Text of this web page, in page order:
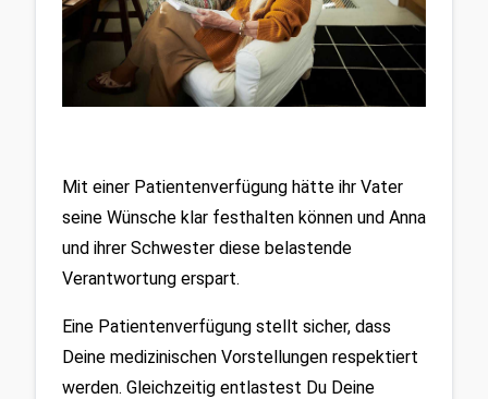
Mit einer Patientenverfügung hätte ihr Vater
seine Wünsche klar festhalten können und Anna
und ihrer Schwester diese belastende
Verantwortung erspart.
Eine Patientenverfügung stellt sicher, dass
Deine medizinischen Vorstellungen respektiert
werden. Gleichzeitig entlastest Du Deine